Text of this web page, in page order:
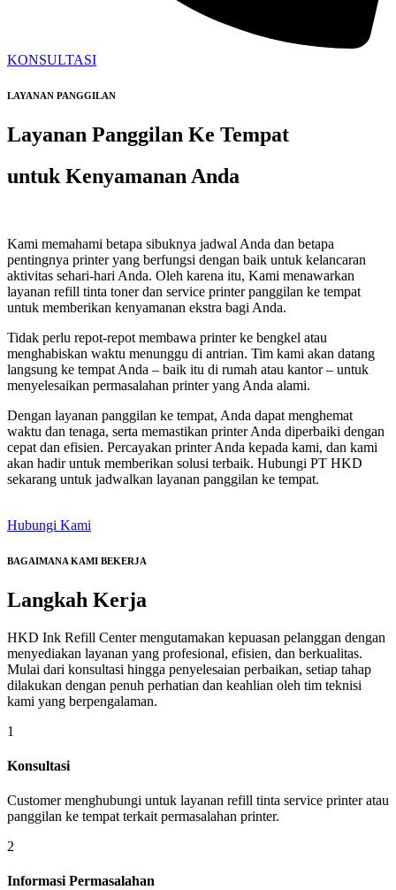
KONSULTASI
LAYANAN PANGGILAN
Layanan Panggilan Ke Tempat
untuk Kenyamanan Anda
Kami memahami betapa sibuknya jadwal Anda dan betapa
pentingnya printer yang berfungsi dengan baik untuk kelancaran
aktivitas sehari-hari Anda. Oleh karena itu, Kami menawarkan
layanan refill tinta toner dan service printer panggilan ke tempat
untuk memberikan kenyamanan ekstra bagi Anda.
Tidak perlu repot-repot membawa printer ke bengkel atau
menghabiskan waktu menunggu di antrian. Tim kami akan datang
langsung ke tempat Anda – baik itu di rumah atau kantor – untuk
menyelesaikan permasalahan printer yang Anda alami.
Dengan layanan panggilan ke tempat, Anda dapat menghemat
waktu dan tenaga, serta memastikan printer Anda diperbaiki dengan
cepat dan efisien. Percayakan printer Anda kepada kami, dan kami
akan hadir untuk memberikan solusi terbaik. Hubungi PT HKD
sekarang untuk jadwalkan layanan panggilan ke tempat.
Hubungi Kami
BAGAIMANA KAMI BEKERJA
Langkah Kerja
HKD Ink Refill Center mengutamakan kepuasan pelanggan dengan
menyediakan layanan yang profesional, efisien, dan berkualitas.
Mulai dari konsultasi hingga penyelesaian perbaikan, setiap tahap
dilakukan dengan penuh perhatian dan keahlian oleh tim teknisi
kami yang berpengalaman.
1
Konsultasi
Customer menghubungi untuk layanan refill tinta service printer atau
panggilan ke tempat terkait permasalahan printer.
2
Informasi Permasalahan